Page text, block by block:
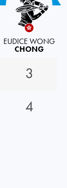
EUDICE WONG
CHONG
3
4